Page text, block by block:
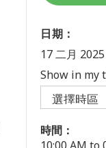
日期：
17 二月 2025
Show in my
時間：